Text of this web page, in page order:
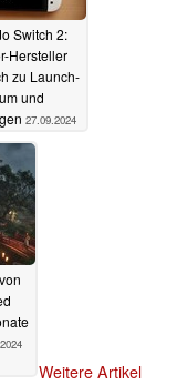
Switch 2:
Hersteller
zu Launch-
und
27.09.2024
Weitere Artikel